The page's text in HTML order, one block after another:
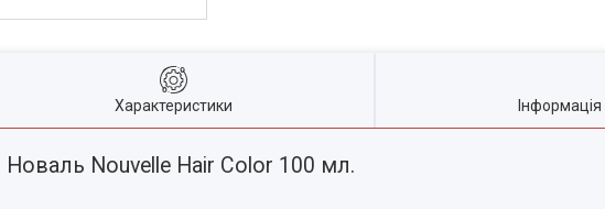
Характеристики
Nouvelle Hair Color 100 мл.